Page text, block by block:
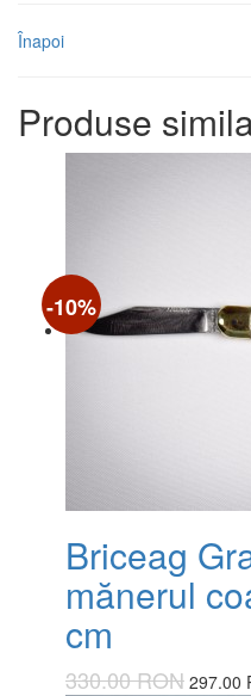
Înapoi
Produse
Briceag
mănerul
cm
-10%
330.00 RON 297.00